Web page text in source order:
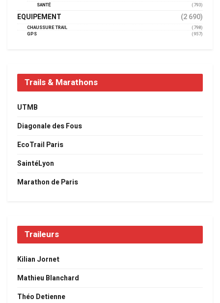
SANTÉ
(793)
EQUIPEMENT (2 690)
CHAUSSURE TRAIL
(798)
GPS
(957)
Trails & Marathons
UTMB
Diagonale des Fous
EcoTrail Paris
SaintéLyon
Marathon de Paris
Traileurs
Kilian Jornet
Mathieu Blanchard
Théo Detienne